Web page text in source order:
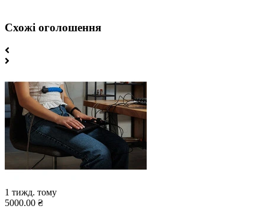
Схожі оголошення
1 тижд. тому
5000.00 ₴